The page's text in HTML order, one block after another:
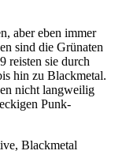
aber eben immer
sind die Grünaten
reisten sie durch
hin zu Blackmetal.
nicht langweilig
Punk-
Blackmetal